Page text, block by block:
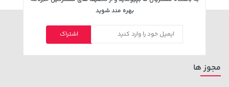
بهره مند شوید
اشتراک
مجوز ها